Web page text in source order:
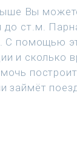
Вы
ст.м.
С помощью
и сколько
займёт